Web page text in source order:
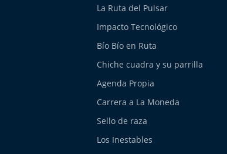
La Ruta del Pulsar
Impacto Tecnológico
Bío Bío en Ruta
Chiche cuadra y su parrilla
Agenda Propia
Carrera a La Moneda
Sello de raza
Los Inestables